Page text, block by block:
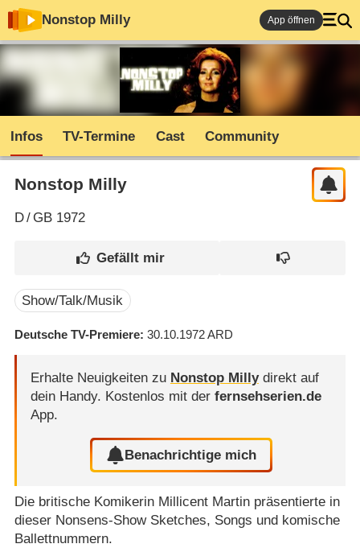
Nonstop Milly App öffnen
Infos TV-Termine Cast Community
Nonstop Milly
D/ GB1972
Show/Talk/Musik
Deutsche TV-Premiere 30.10.1972ARD
Erhalte Neuigkeiten zu Nonstop Millydirekt auf
dein Handy. Kostenlos mit der fernsehserien.de
App.
Benachrichtige mich
Die britische Komikerin Millicent Martin präsentierte in
dieser Nonsens-Show Sketches, Songs und komische
Ballettnummern.